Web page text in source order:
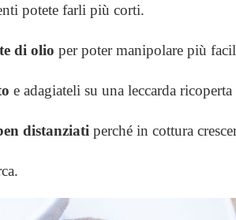
potete farli più corti.
di olio per poter manipolare più
e adagiateli su una leccarda
distanziati perché in cottura